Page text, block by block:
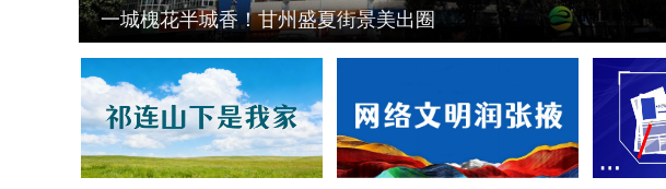
云映木塔 韵满甘州 夏日甘州木塔尽显千年古建之美